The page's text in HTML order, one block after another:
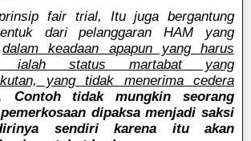
fair trial, Itu juga bergantung
dari pelanggaran HAM yang
dalam keadaan apapun yang harus
ialah status martabat yang
yang tidak menerima cedera
Contoh tidak mungkin seorang
dipaksa menjadi saksi
sendiri karena itu akan